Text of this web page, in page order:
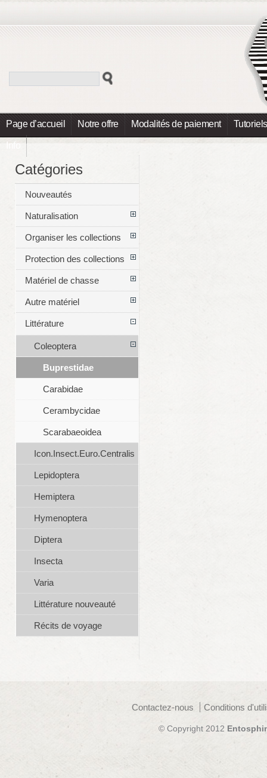
Page d’accueil Notre offre Modalités de paiement Tutoriels
Info
Catégories
Nouveautés
Naturalisation
Organiser les collections
Protection des collections
Matériel de chasse
Autre matériel
Littérature
Coleoptera
Buprestidae
Carabidae
Cerambycidae
Scarabaeoidea
Icon.Insect.Euro.Centralis
Lepidoptera
Hemiptera
Hymenoptera
Diptera
Insecta
Varia
Littérature nouveauté
Récits de voyage
Contactez-nous Conditions
© Copyright 2012